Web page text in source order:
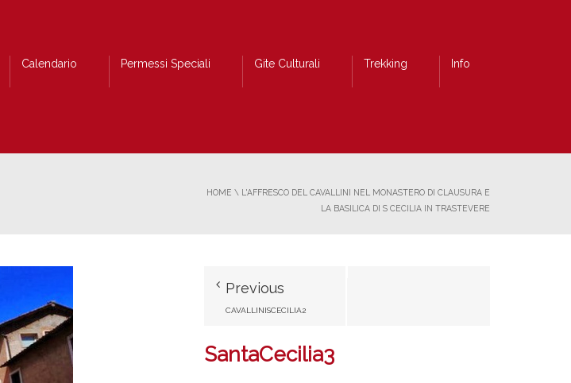
Calendario Permessi Speciali Gite Culturali Trekking Info
HOME \ L'AFFRESCO DEL CAVALLINI NEL MONASTERO DI CLAUSURA E
LA BASILICA DI S CECILIA IN TRASTEVERE
Previous
CAVALLINISCECILIA2
SantaCecilia3